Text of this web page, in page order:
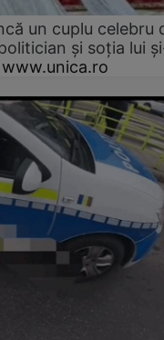
un cuplu celebru
și soția lui
www.unica.ro